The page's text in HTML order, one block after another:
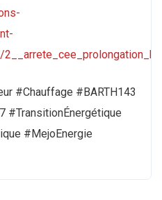
#Chauffage #BARTH143
#TransitionÉnergétique
#MejoEnergie